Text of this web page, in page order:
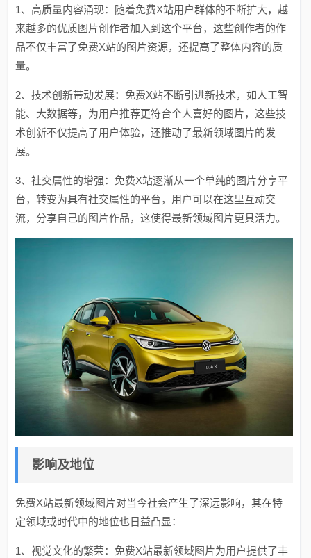
1、高质量内容涌现：随着免费X站用户群体的不断扩大，越
来越多的优质图片创作者加入到这个平台，这些创作者的作
品不仅丰富了免费X站的图片资源，还提高了整体内容的质
量。
2、技术创新带动发展：免费X站不断引进新技术，如人工智
能、大数据等，为用户推荐更符合个人喜好的图片，这些技
术创新不仅提高了用户体验，还推动了最新领域图片的发
展。
3、社交属性的增强：免费X站逐渐从一个单纯的图片分享平
台，转变为具有社交属性的平台，用户可以在这里互动交
流，分享自己的图片作品，这使得最新领域图片更具活力。
影响及地位
免费X站最新领域图片对当今社会产生了深远影响，其在特
定领域或时代中的地位也日益凸显：
1、视觉文化的繁荣：免费X站最新领域图片为用户提供了丰